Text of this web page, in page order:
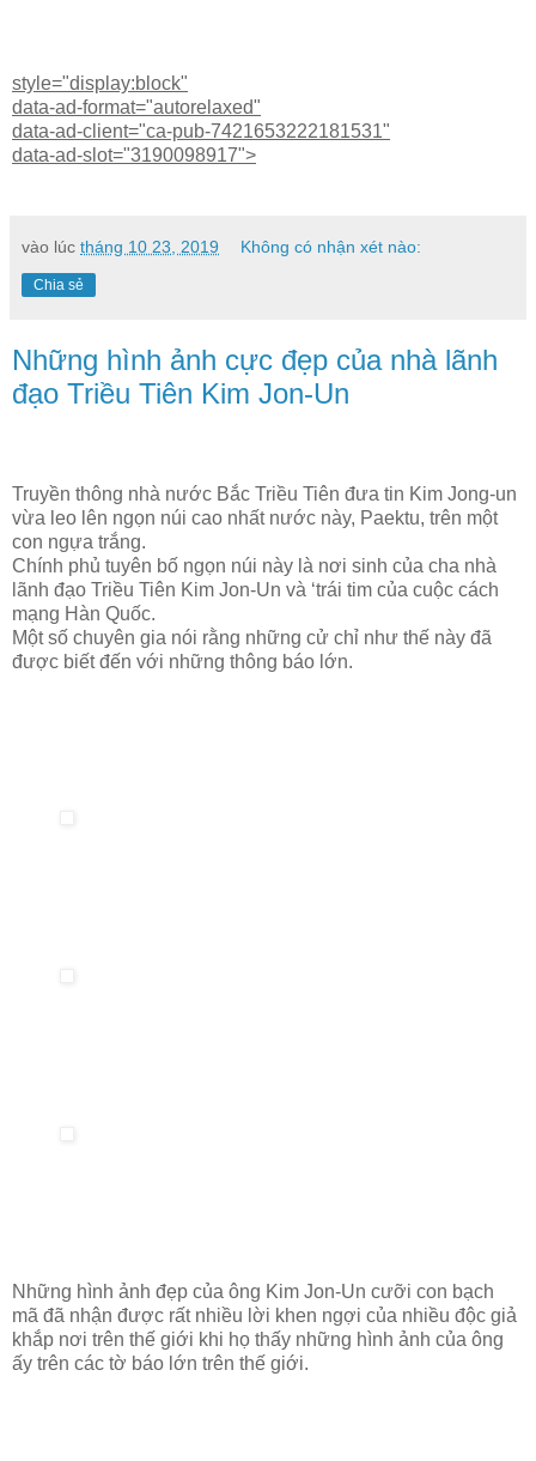
style="display:block"
data-ad-format="autorelaxed"
data-ad-client="ca-pub-7421653222181531"
data-ad-slot="3190098917">
vào lúc tháng 10 23, 2019 Không có nhận xét nào:
Chia sẻ
Những hình ảnh cực đẹp của nhà lãnh
đạo Triều Tiên Kim Jon-Un
Truyền thông nhà nước Bắc Triều Tiên đưa tin Kim Jong-un
vừa leo lên ngọn núi cao nhất nước này, Paektu, trên một
con ngựa trắng.
Chính phủ tuyên bố ngọn núi này là nơi sinh của cha nhà
lãnh đạo Triều Tiên Kim Jon-Un và ‘trái tim của cuộc cách
mạng Hàn Quốc.
Một số chuyên gia nói rằng những cử chỉ như thế này đã
được biết đến với những thông báo lớn.
Những hình ảnh đẹp của ông Kim Jon-Un cưỡi con bạch
mã đã nhận được rất nhiều lời khen ngợi của nhiều độc giả
khắp nơi trên thế giới khi họ thấy những hình ảnh của ông
ấy trên các tờ báo lớn trên thế giới.